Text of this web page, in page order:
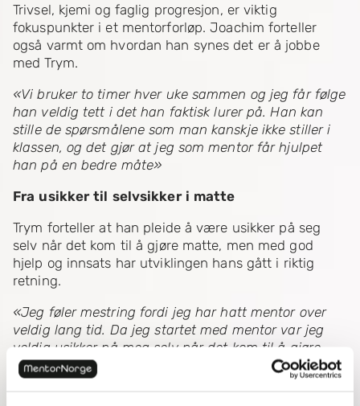
Trivsel, kjemi og faglig progresjon, er viktig
fokuspunkter i et mentorforløp. Joachim forteller
også varmt om hvordan han synes det er å jobbe
med Trym.
«Vi bruker to timer hver uke sammen og jeg får følge
han veldig tett i det han faktisk lurer på. Han kan
stille de spørsmålene som man kanskje ikke stiller i
klassen, og det gjør at jeg som mentor får hjulpet
han på en bedre måte»
Fra usikker til selvsikker i matte
Trym forteller at han pleide å være usikker på seg
selv når det kom til å gjøre matte, men med god
hjelp og innsats har utviklingen hans gått i riktig
retning.
«Jeg føler mestring fordi jeg har hatt mentor over
veldig lang tid. Da jeg startet med mentor var jeg
veldig usikker på meg selv når det kom til å gjøre
matte, men ved å ha hatt en mentor over lang tid så
har jeg fått økt selvtillit.»